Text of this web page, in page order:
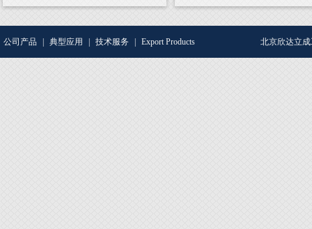
公司产品 典型应用 技术服务 Export Products 北京欣达立成